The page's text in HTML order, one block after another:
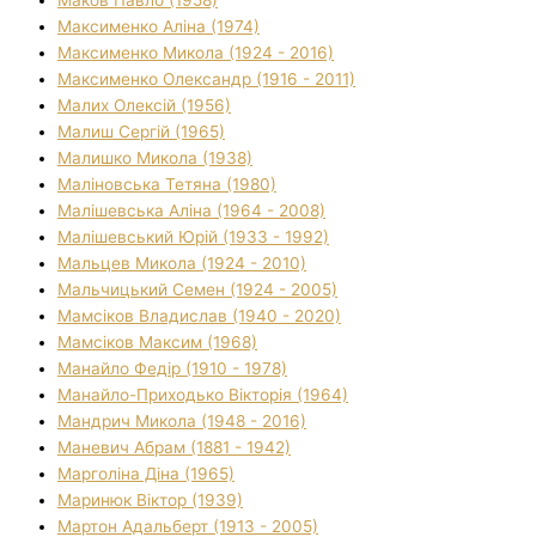
Максименко Аліна (1974)
Максименко Микола (1924 - 2016)
Максименко Олександр (1916 - 2011)
Малих Олексій (1956)
Малиш Сергій (1965)
Малишко Микола (1938)
Маліновська Тетяна (1980)
Малішевська Аліна (1964 - 2008)
Малішевський Юрій (1933 - 1992)
Мальцев Микола (1924 - 2010)
Мальчицький Семен (1924 - 2005)
Мамсіков Владислав (1940 - 2020)
Мамсіков Максим (1968)
Манайло Федір (1910 - 1978)
Манайло-Приходько Вікторія (1964)
Мандрич Микола (1948 - 2016)
Маневич Абрам (1881 - 1942)
Марголіна Діна (1965)
Маринюк Віктор (1939)
Мартон Адальберт (1913 - 2005)